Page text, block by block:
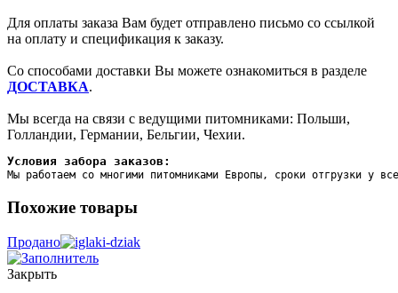
Для оплаты заказа Вам будет отправлено письмо со ссылкой
на оплату и спецификация к заказу.
Со способами доставки Вы можете ознакомиться в разделе
ДОСТАВКА.
Мы всегда на связи с ведущими питомниками: Польши,
Голландии, Германии, Бельгии, Чехии.
Условия забора заказов:
Мы работаем со многими питомниками Европы, сроки отгрузки у
Похожие товары
Продано
Закрыть